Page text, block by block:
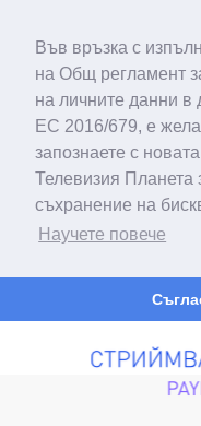
Във връзка с
на Общ регламент
на личните данни в
ЕС 2016/679, е
запознаете с
Телевизия Планета
съхранение на
Научете повече